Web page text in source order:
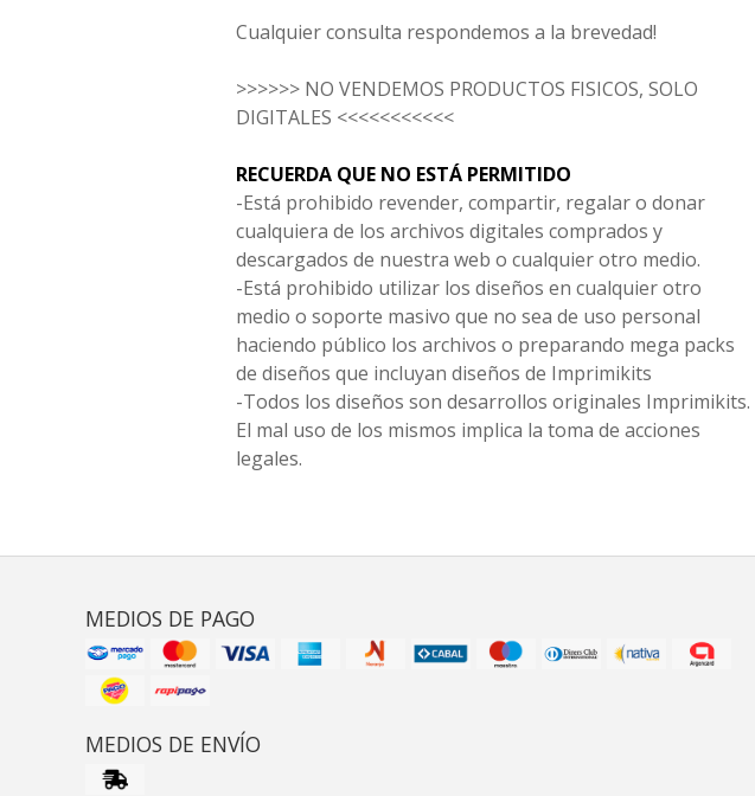
Cualquier consulta respondemos a la brevedad!
>>>>>> NO VENDEMOS PRODUCTOS FISICOS, SOLO
DIGITALES <<<<<<<<<<<
RECUERDA QUE NO ESTÁ PERMITIDO
-Está prohibido revender, compartir, regalar o donar
cualquiera de los archivos digitales comprados y
descargados de nuestra web o cualquier otro medio.
-Está prohibido utilizar los diseños en cualquier otro
medio o soporte masivo que no sea de uso personal
haciendo público los archivos o preparando mega packs
de diseños que incluyan diseños de Imprimikits
-Todos los diseños son desarrollos originales Imprimikits.
El mal uso de los mismos implica la toma de acciones
legales.
MEDIOS DE PAGO
MEDIOS DE ENVÍO